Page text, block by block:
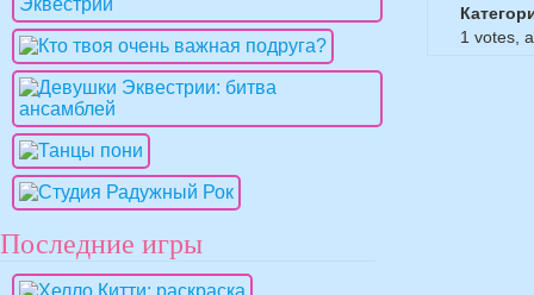
1 votes,
Последние игры